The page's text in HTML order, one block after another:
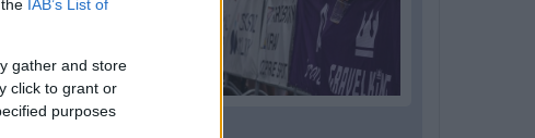
IAB’s List of
gather and store
click to grant or
purposes